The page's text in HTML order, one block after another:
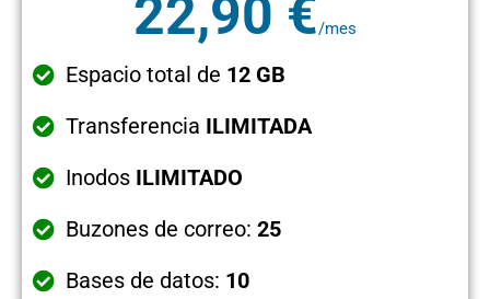
22,90 €/mes
Espacio total de 12 GB
Transferencia ILIMITADA
Inodos ILIMITADO
Buzones de correo: 25
Bases de datos: 10